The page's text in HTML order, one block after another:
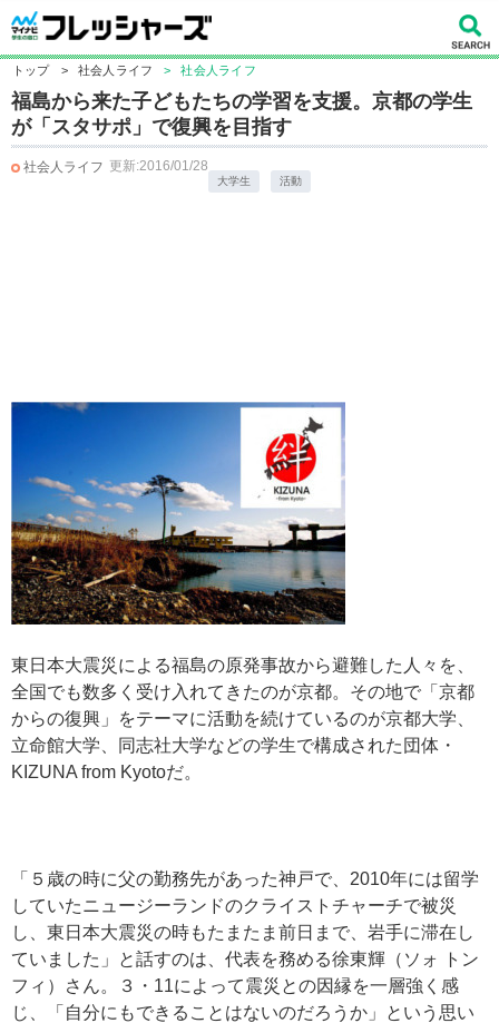
トップ > 社会人ライフ > 社会人ライフ
福島から来た子どもたちの学習を支援。京都の学生
が「スタサポ」で復興を目指す
社会人ライフ 更新:2016/01/28
大学生 活動
東日本大震災による福島の原発事故から避難した人々を、
全国でも数多く受け入れてきたのが京都。その地で「京都
からの復興」をテーマに活動を続けているのが京都大学、
立命館大学、同志社大学などの学生で構成された団体・
KIZUNA from Kyotoだ。
「５歳の時に父の勤務先があった神戸で、2010年には留学
していたニュージーランドのクライストチャーチで被災
し、東日本大震災の時もたまたま前日まで、岩手に滞在し
ていました」と話すのは、代表を務める徐東輝（ソォ トン
フィ）さん。３・11によって震災との因縁を一層強く感
じ、「自分にもできることはないのだろうか」という思い